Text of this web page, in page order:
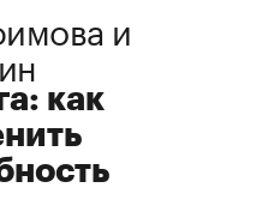
и
как